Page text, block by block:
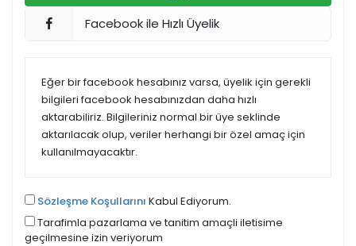
Facebook ile Hızlı Üyelik
Eğer bir facebook hesabınız varsa, üyelik için gerekli
bilgileri facebook hesabınızdan daha hızlı
aktarabiliriz. Bilgileriniz normal bir üye seklinde
aktarılacak olup, veriler herhangi bir özel amaç için
kullanılmayacaktır.
Sözleşme Koşullarını Kabul Ediyorum.
Tarafimla pazarlama ve tanitim amaçli iletisime
geçilmesine izin veriyorum